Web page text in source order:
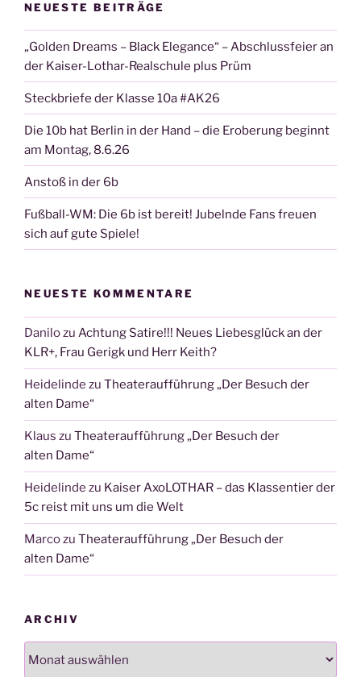
NEUESTE BEITRÄGE
„Golden Dreams – Black Elegance“ – Abschlussfeier an
der Kaiser-Lothar-Realschule plus Prüm
Steckbriefe der Klasse 10a #AK26
Die 10b hat Berlin in der Hand – die Eroberung beginnt
am Montag, 8.6.26
Anstoß in der 6b
Fußball-WM: Die 6b ist bereit! Jubelnde Fans freuen
sich auf gute Spiele!
NEUESTE KOMMENTARE
Danilozu Achtung Satire!!! Neues Liebesglück an der
KLR+, Frau Gerigk und Herr Keith?
Heidelinde zu Theateraufführung „Der Besuch der
alten Dame“
Klaus zu Theateraufführung „Der Besuch der
alten Dame“
Heidelinde zu Kaiser AxoLOTHAR – das Klassentier der
5c reist mit uns um die Welt
Marcozu Theateraufführung „Der Besuch der
alten Dame“
ARCHIV